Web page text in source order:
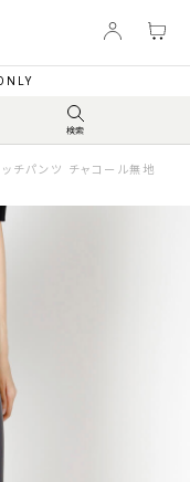
ッチパンツ チャコール無地